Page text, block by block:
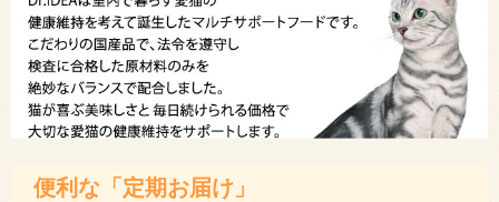
便利な「定期お届け」